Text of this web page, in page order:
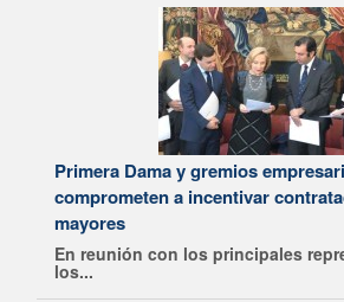
Primera Dama y gremios
comprometen a incentivar
mayores
En reunión con los principales
los...